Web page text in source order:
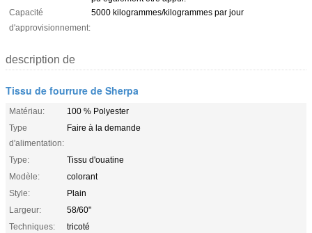
Capacité
d'approvisionnement:
5000 kilogrammes/kilogrammes par jour
description de
Tissu de fourrure de Sherpa
Matériau:
100 % Polyester
Type
d'alimentation:
Faire à la demande
Type:
Tissu d'ouatine
Modèle:
colorant
Style:
Plain
Largeur:
58/60"
Techniques:
tricoté